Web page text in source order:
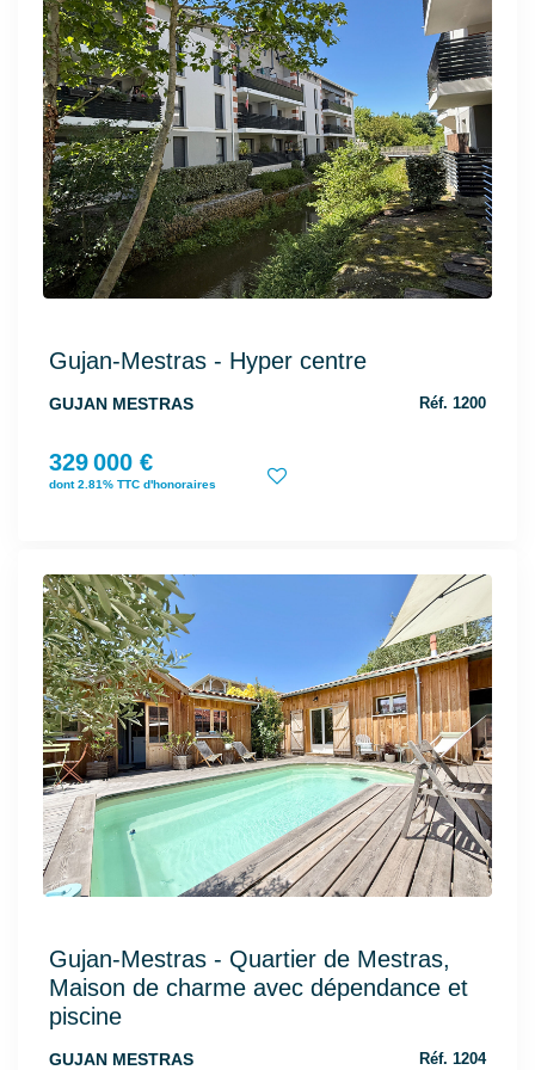
Gujan-Mestras - Hyper centre
GUJAN MESTRAS Réf. 1200
329 000 €
dont 2.81% TTC d'honoraires
Gujan-Mestras - Quartier de Mestras,
Maison de charme avec dépendance et
piscine
GUJAN MESTRAS Réf. 1204